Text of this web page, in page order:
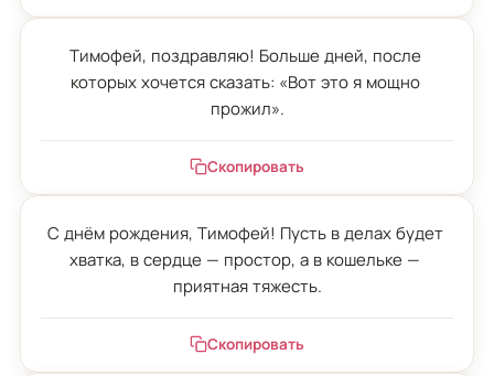
Тимофей, поздравляю! Больше дней, после
которых хочется сказать: «Вот это я мощно
прожил».
Скопировать
С днём рождения, Тимофей! Пусть в делах будет
хватка, в сердце — простор, а в кошельке —
приятная тяжесть.
Скопировать